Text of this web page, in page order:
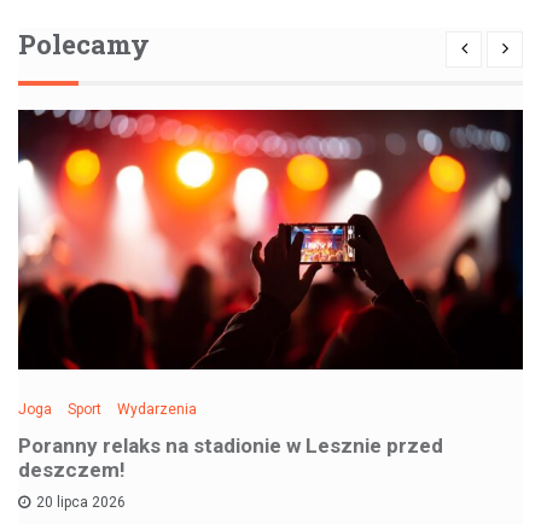
Polecamy
Joga Sport Wydarzenia
Poranny relaks na stadionie w Lesznie przed
deszczem!
20 lipca 2026